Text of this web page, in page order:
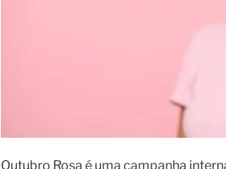
Outubro Rosa é uma campanha